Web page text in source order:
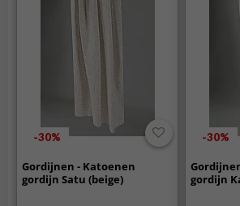
-30%
Gordijnen - Katoenen
gordijn Satu (beige)
-30%
gordijn